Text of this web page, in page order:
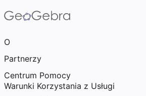
O
Partnerzy
Centrum Pomocy
Warunki Korzystania z Usługi